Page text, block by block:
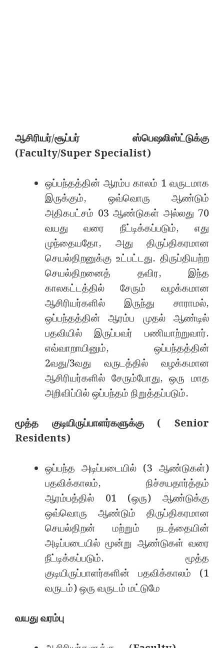
ஆசிரியர்/சூப்பர் ஸ்பெஷலிஸ்ட்டுக்கு
(Faculty/Super Specialist)
ஒப்பந்தத்தின் ஆரம்ப காலம் 1 வருடமாக
இருக்கும், ஒவ்வொரு ஆண்டும்
அதிகபட்சம் 03 ஆண்டுகள் அல்லது 70
வயது வரை நீட்டிக்கப்படும், எது
முந்தையதோ, அது திருப்திகரமான
செயல்திறனுக்கு உட்பட்டது. திருப்தியற்ற
செயல்திறனைத் தவிர, இந்த
காலகட்டத்தில் சேரும் வழக்கமான
ஆசிரியர்களில் இருந்து சாராமல்,
ஒப்பந்தத்தின் ஆரம்ப முதல் ஆண்டில்
பதவியில் இருப்பவர் பணியாற்றுவார்.
எவ்வாறாயினும், ஒப்பந்தத்தின்
2வது/3வது வருடத்தில் வழக்கமான
ஆசிரியர்களில் சேரும்போது, ஒரு மாத
அறிவிப்பில் ஒப்பந்தம் நிறுத்தப்படும்.
மூத்த குடியிருப்பாளர்களுக்கு ( Senior
Residents)
ஒப்பந்த அடிப்படையில் (3 ஆண்டுகள்)
பதவிக்காலம், நிச்சயதார்த்தம்
ஆரம்பத்தில் 01 (ஒரு) ஆண்டுக்கு
ஒவ்வொரு ஆண்டும் திருப்திகரமான
செயல்திறன் மற்றும் நடத்தையின்
அடிப்படையில் மூன்று ஆண்டுகள் வரை
நீட்டிக்கப்படும். மூத்த
குடியிருப்பாளர்களின் பதவிக்காலம் (1
வருடம்) ஒரு வருடம் மட்டுமே
வயது வரம்பு